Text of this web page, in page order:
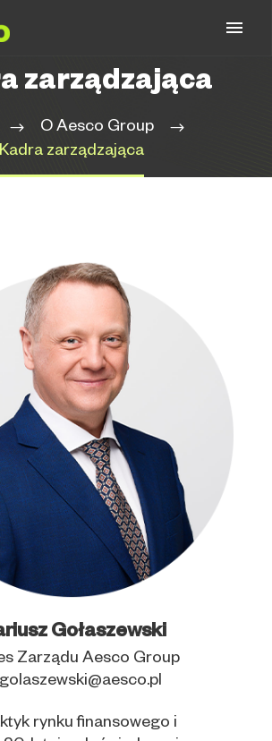
zarządzająca
O Aesco Group
Kadra zarządzająca
Gołaszewski
Zarządu Aesco Group
rynku finansowego i